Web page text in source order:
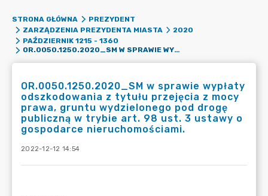
STRONA GŁÓWNA
PREZYDENT
ZARZĄDZENIA PREZYDENTA MIASTA
2020
PAŹDZIERNIK 1215 - 1360
OR.0050.1250.2020_SM W SPRAWIE WYPŁATY ODSZKODOWANIA Z TYTUŁU PRZEJĘCIA Z MOCY PRAWA, GRUNTU WYDZIELONEGO POD DROGĘ PUBLICZNĄ W TRYBIE ART. 98 UST. 3 USTAWY O GOSPODARCE NIERUCHOMOŚCIAMI.
OR.0050.1250.2020_SM w sprawie wypłaty
odszkodowania z tytułu przejęcia z mocy
prawa, gruntu wydzielonego pod drogę
publiczną w trybie art. 98 ust. 3 ustawy o
gospodarce nieruchomościami.
2022-12-12 14:54